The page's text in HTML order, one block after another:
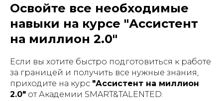
Освойте все необходимые
навыки на курсе "Ассистент
на миллион 2.0"
Если вы хотите быстро подготовиться к работе
за границей и получить все нужные знания,
приходите на курс "Ассистент на миллион
2.0" от Академии SMART&TALENTED.